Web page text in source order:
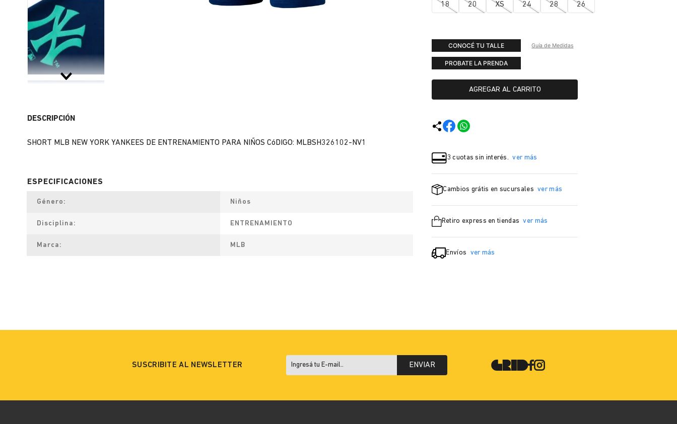
DESCRIPCIÓN
SHORT MLB NEW YORK YANKEES DE ENTRENAMIENTO PARA NIÑOS CóDIGO: MLBSH326102-NV1
Género Niños
Disciplina ENTRENAMIENTO
Marca MLB
18 20 XS 24 28 26
CONOCÉ TU TALLE Guía de Medidas
PROBATE LA PRENDA
AGREGAR AL CARRITO
3 cuotas sin interés. ver más
Cambios grátis en sucursales ver más
Retiro express en tiendas ver más
Envíos ver más
SUSCRIBITE AL NEWSLETTER ENVIAR